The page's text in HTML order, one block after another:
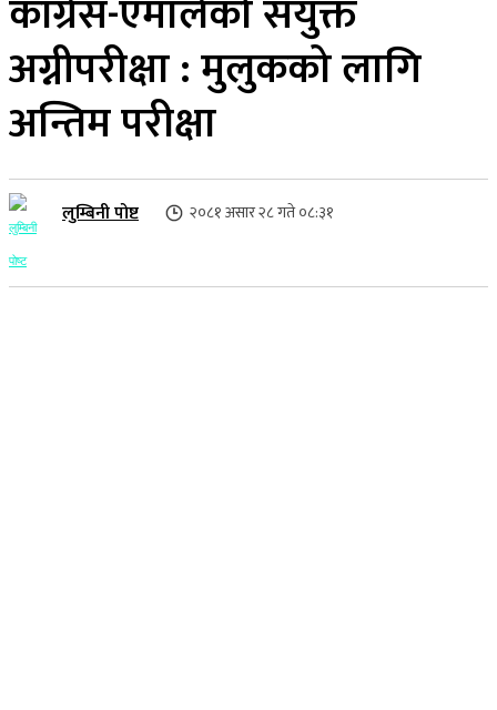
कांग्रेस-एमालेको संयुक्त
अग्नीपरीक्षा : मुलुकको लागि
अन्तिम परीक्षा
लुम्बिनी पोष्ट २०८१ असार २८ गते ०८:३१